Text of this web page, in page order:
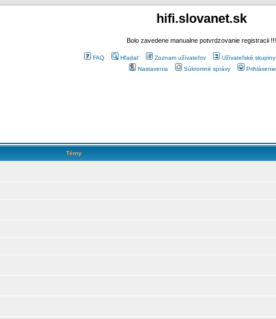
hifi.slovanet.sk
Bolo zavedene manualne potvrdzovanie registracii !!!
FAQ Hľadať Zoznam užívateľov Užívateľské skupiny
Nastavenia
Súkromné správy Prihlásenie
Témy